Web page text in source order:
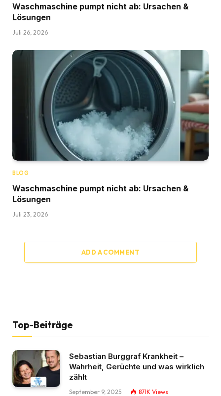
Waschmaschine pumpt nicht ab: Ursachen &
Lösungen
Juli 26, 2026
BLOG
Waschmaschine pumpt nicht ab: Ursachen &
Lösungen
Juli 23, 2026
ADD A COMMENT
Top-Beiträge
Sebastian Burggraf Krankheit –
Wahrheit, Gerüchte und was wirklich
zählt
September 9, 2025 871K Views